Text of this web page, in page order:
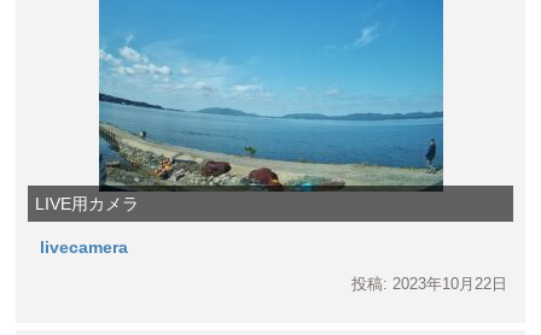
LIVE用カメラ
livecamera
投稿: 2023年10月22日